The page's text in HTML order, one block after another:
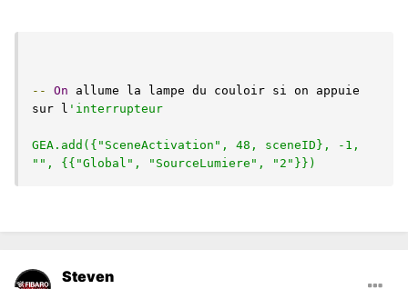
-- On allume la lampe du couloir si on appuie
sur l 'interrupteur
GEA.add({"SceneActivation", 48, sceneID}, -1,
"", {{"Global", "SourceLumiere", "2"}})
Steven